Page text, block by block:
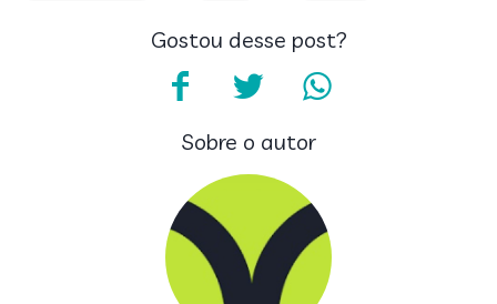
Gostou desse post?
Sobre o autor